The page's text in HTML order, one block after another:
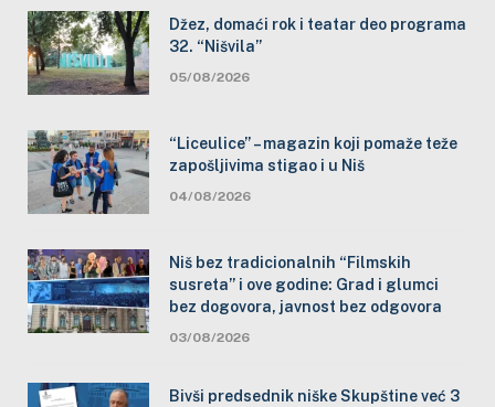
Džez, domaći rok i teatar deo programa
32. “Nišvila”
05/08/2026
“Liceulice” – magazin koji pomaže teže
zapošljivima stigao i u Niš
04/08/2026
Niš bez tradicionalnih “Filmskih
susreta” i ove godine: Grad i glumci
bez dogovora, javnost bez odgovora
03/08/2026
Bivši predsednik niške Skupštine već 3